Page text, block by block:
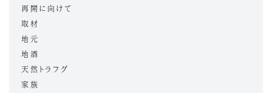
再開に向けて
取材
地元
地酒
天然トラフグ
家族